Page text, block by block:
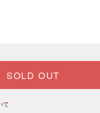
SOLD OUT
て